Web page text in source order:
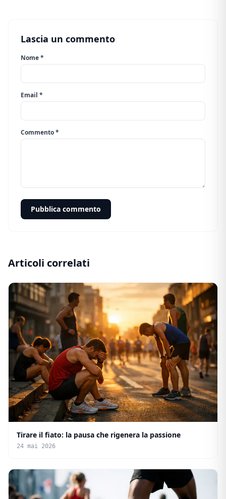
Lascia un commento
Nome *
Email *
Commento *
Pubblica commento
Articoli correlati
Tirare il fiato: la pausa che rigenera la passione
24 mai 2026